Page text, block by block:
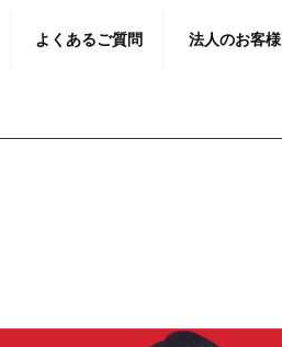
よくあるご質問 法人のお客様